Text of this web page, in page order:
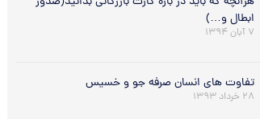
ابطال و…)
۷ آبان ۱۳۹۴
تفاوت های انسان صرفه جو و خسیس
۲۸ خرداد ۱۳۹۳